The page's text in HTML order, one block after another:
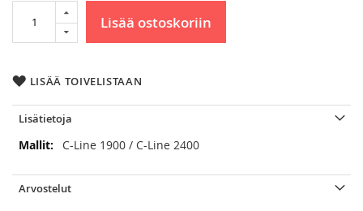
Lisää ostoskoriin
LISÄÄ TOIVELISTAAN
Lisätietoja
LisätietojaC-Line 1900 / C-Line 2400
Arvostelut